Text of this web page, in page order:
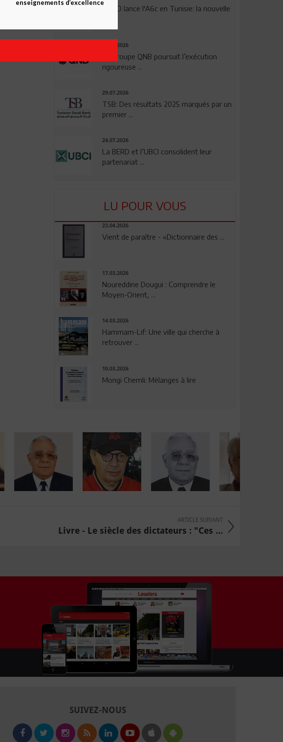
OPPO lance l'A6c en Tunisie: la nouvelle
29.07.2026
Le Groupe QNB poursuit l’exécution
rigoureuse ...
29.07.2026
TSB: Des résultats 2025 marqués par un
premier ...
24.07.2026
La BERD et l’UBCI consolident leur
partenariat ...
LU POUR VOUS
23.04.2026
Vient de paraître - «Dictionnaire des ...
17.03.2026
Noureddine Dougui : Comprendre le
Moyen-Orient, ...
14.03.2026
Hammam-Lif: Une ville qui cherche à
retrouver ...
10.03.2026
Mongi Chemli: Mélanges à lire
ARTICLE SUIVANT
Livre - Le siècle des dictateurs : "Ces ...
SUIVEZ-NOUS
enseignements d’excellence